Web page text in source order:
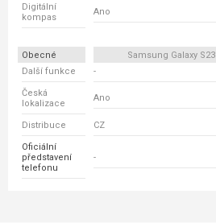
Digitální
kompas
Ano
Obecné Samsung Galaxy S23
Další funkce
-
Česká
lokalizace
Ano
Distribuce CZ
Oficiální
představení
telefonu
-